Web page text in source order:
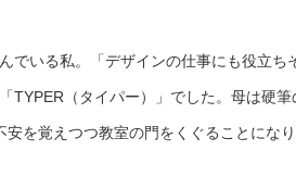
でいる私。「デザインの仕事にも役立ち
TYPER（タイパー）」でした。母は硬
を覚えつつ教室の門をくぐることになり